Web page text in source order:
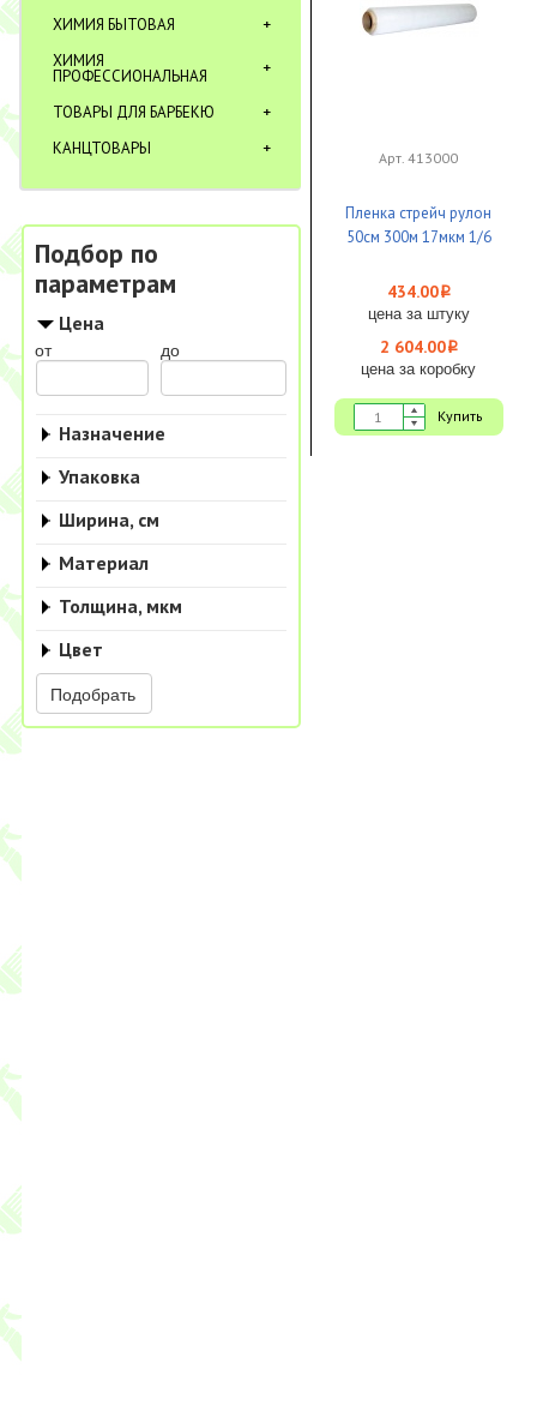
ХИМИЯ БЫТОВАЯ
ХИМИЯ
ПРОФЕССИОНАЛЬНАЯ
ТОВАРЫ ДЛЯ БАРБЕКЮ
КАНЦТОВАРЫ
Подбор по
параметрам
Цена
от до
Назначение
Упаковка
Ширина, см
Материал
Толщина, мкм
Цвет
Подобрать
Арт. 413000
Пленка стрейч рулон
50см 300м 17мкм 1/6
434.00i
цена за штуку
2 604.00i
цена за коробку
Купить